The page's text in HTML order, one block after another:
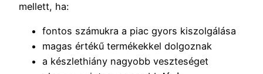
mellett, ha:
fontos számukra a piac gyors kiszolgálása
magas értékű termékekkel dolgoznak
a készlethiány nagyobb veszteséget